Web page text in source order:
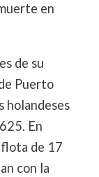
en
de su
Puerto
holandeses
En
de 17
con la